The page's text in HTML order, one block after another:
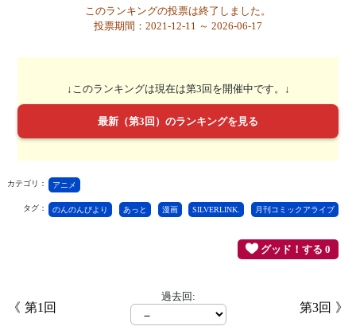
このランキングの投票は終了しました。
投票期間：2021-12-11 ～ 2026-06-17
↓このランキングは現在は第3回を開催中です。↓
最新（第3回）のランキングを見る
カテゴリ： アニメ
タグ： のんのんびより あっと 漫画 SILVERLINK. 月刊コミックアライブ
グッド！する 0
第1回
過去回:
第3回